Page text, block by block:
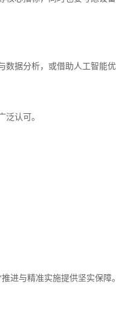
据分析，或借助人工智能优
认可。
进与精准实施提供坚实保障。